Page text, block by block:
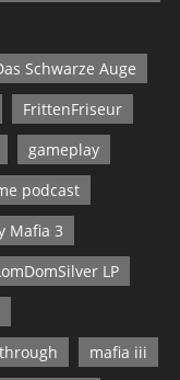
Schwarze Auge
FrittenFriseur
gameplay
podcast
Mafia 3
LP
mafia iii